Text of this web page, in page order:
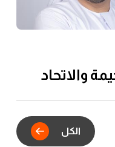
والاتحاد
للتكامل
عقود
الكل